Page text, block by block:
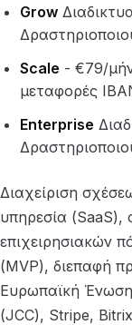
Grow
Scale - €79/
μεταφορές
Enterprise
Διαχείριση
υπηρεσία
επιχειρησιακών
(MVP), διεπαφή
Ευρωπαϊκή
(JCC), Stripe,